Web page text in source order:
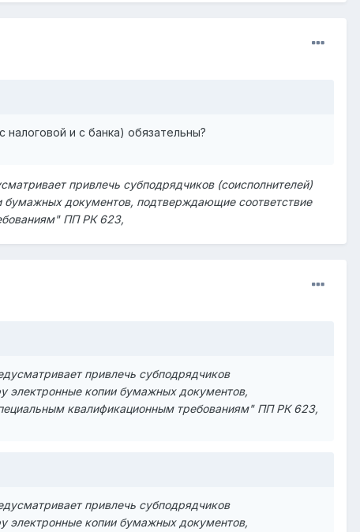
и с банка) обязательны?
привлечь субподрядчиков (соисполнителей)
бумажных документов, подтверждающие соответствие
ПП РК 623,
привлечь субподрядчиков
электронные копии бумажных документов,
квалификационным требованиям" ПП РК 623,
привлечь субподрядчиков
электронные копии бумажных документов,